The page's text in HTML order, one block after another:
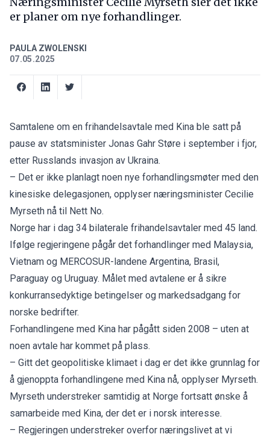
er planer om nye forhandlinger.
PAULA ZWOLENSKI
07.05.2025
Samtalene om en frihandelsavtale med Kina ble satt på
pause av statsminister Jonas Gahr Støre i september i fjor,
etter Russlands invasjon av Ukraina.
– Det er ikke planlagt noen nye forhandlingsmøter med den
kinesiske delegasjonen, opplyser næringsminister Cecilie
Myrseth nå til Nett No.
Norge har i dag 34 bilaterale frihandelsavtaler med 45 land.
Ifølge regjeringene pågår det forhandlinger med Malaysia,
Vietnam og MERCOSUR-landene Argentina, Brasil,
Paraguay og Uruguay. Målet med avtalene er å sikre
konkurransedyktige betingelser og markedsadgang for
norske bedrifter.
Forhandlingene med Kina har pågått siden 2008 – uten at
noen avtale har kommet på plass.
– Gitt det geopolitiske klimaet i dag er det ikke grunnlag for
å gjenoppta forhandlingene med Kina nå, opplyser Myrseth.
Myrseth understreker samtidig at Norge fortsatt ønske å
samarbeide med Kina, der det er i norsk interesse.
– Regjeringen understreker overfor næringslivet at vi